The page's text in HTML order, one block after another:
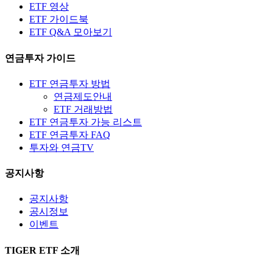
ETF 영상
ETF 가이드북
ETF Q&A 모아보기
연금투자 가이드
ETF 연금투자 방법
연금제도안내
ETF 거래방법
ETF 연금투자 가능 리스트
ETF 연금투자 FAQ
투자와 연금TV
공지사항
공지사항
공시정보
이벤트
TIGER ETF 소개